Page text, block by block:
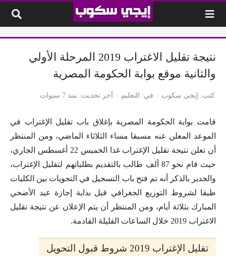
نتيجة تقليل الاغتراب 2019 المرحلة الأولي
والثانية موقع بوابة الحكومة المصرية
كتب إيجى سكوب في التعليم آخر تحديث منذ 7 سنوات
قامت بوابة الحكومة المصرية بإغلاق باب تقليل الإغتراب في
الموعد المعلن عنه مسبقا مساء الثلاثاء الماضي، ومن المنتظر
أن تعلن نتيجة تقليل الإغتراب غدا الخميس 22 أغسطس الجاري،
حيث قام نحو 87 ألف طالب بالتقديم بطلباتهم لتقليل الإغتراب،
والجدير بالذكر أنه تم فتح باب التسجيل في التحويات بين الكليات
طبقا لشروط التوزيع الجغرافي قبل بداية إجازة عيد الأضحي
المبارك بثلاثة أيام، ومن المنتظر أن يتم الإعلان عن نتيجة تقليل
الاغتراب 2019 خلال الساعات القليلة القادمة.
تقليل الإغتراب 2019 شروط قبول التحويل